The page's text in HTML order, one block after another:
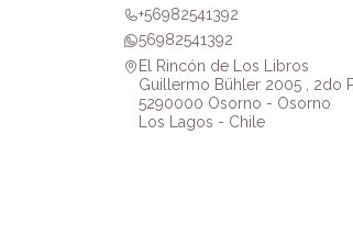
+56982541392
56982541392
El Rincón de Los Libros
Guillermo Bühler 2005 , 2do
5290000 Osorno - Osorno
Los Lagos - Chile